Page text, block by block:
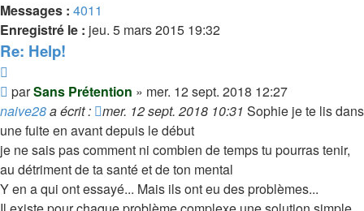
Messages : 4011
Enregistré le : jeu. 5 mars 2015 19:32
Re: Help!
Message
parSans Prétention » mer. 12 sept. 2018 12:27
naive28a écrit : mer. 12 sept. 2018 10:31 Sophie je te lis dans
une fuite en avant depuis le début
je ne sais pas comment ni combien de temps tu pourras tenir,
au détriment de ta santé et de ton mental
Y en a qui ont essayé... Mais ils ont eu des problèmes...